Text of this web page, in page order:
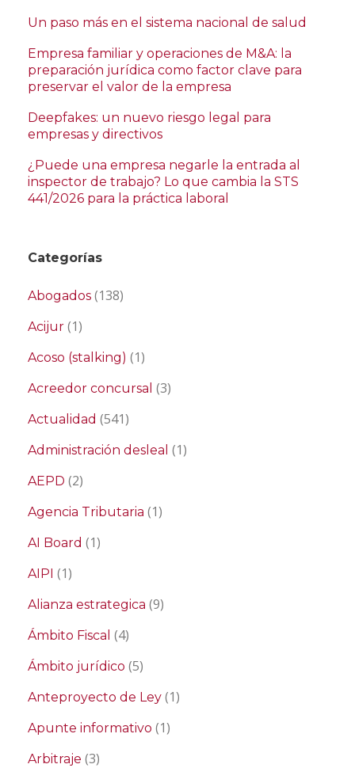
Un paso más en el sistema nacional de salud
Empresa familiar y operaciones de M&A: la
preparación jurídica como factor clave para
preservar el valor de la empresa
Deepfakes: un nuevo riesgo legal para
empresas y directivos
¿Puede una empresa negarle la entrada al
inspector de trabajo? Lo que cambia la STS
441/2026 para la práctica laboral
Categorías
Abogados (138)
Acijur (1)
Acoso (stalking) (1)
Acreedor concursal (3)
Actualidad (541)
Administración desleal (1)
AEPD (2)
Agencia Tributaria (1)
AI Board (1)
AIPI (1)
Alianza estrategica (9)
Ámbito Fiscal (4)
Ámbito jurídico (5)
Anteproyecto de Ley (1)
Apunte informativo (1)
Arbitraje (3)